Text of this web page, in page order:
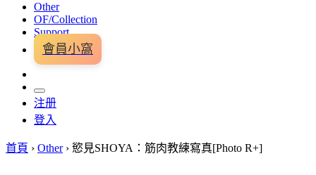
Other
OF/Collection
Support
會員小窩
注册
登入
首頁 › Other › 慾見SHOYA：筋肉教練寫真[Photo R+]